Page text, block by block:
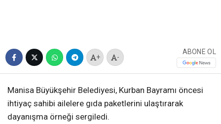
+ -
ABONE OL
Manisa Büyükşehir Belediyesi, Kurban Bayramı öncesi
ihtiyaç sahibi ailelere gıda paketlerini ulaştırarak
dayanışma örneği sergiledi.